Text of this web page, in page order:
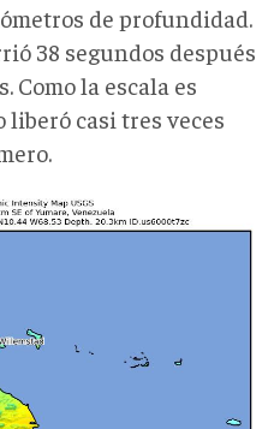
de profundidad.
38 segundos después
Como la escala es
casi tres veces